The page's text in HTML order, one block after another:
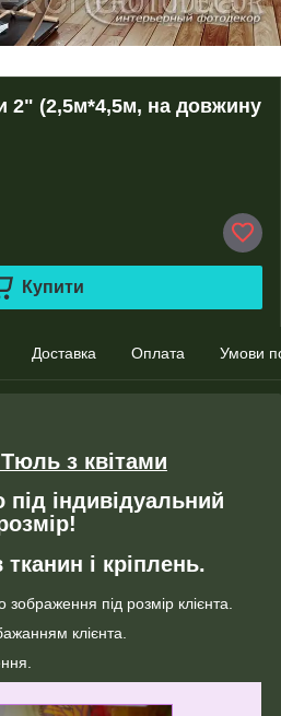
2" (2,5м*4,5м, на довжину
Купити
Доставка Оплата Умови
з квітами
індивідуальний
тканин і кріплень.
під розмір клієнта.
клієнта.